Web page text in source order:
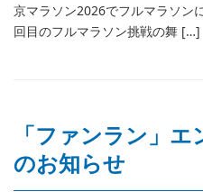
京マラソン2026でフルマラソン
回目のフルマラソン挑戦の舞 […]
「ファンラン」
のお知らせ